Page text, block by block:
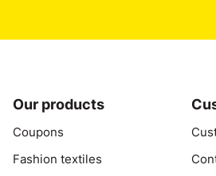
Our products
Coupons
Fashion textiles